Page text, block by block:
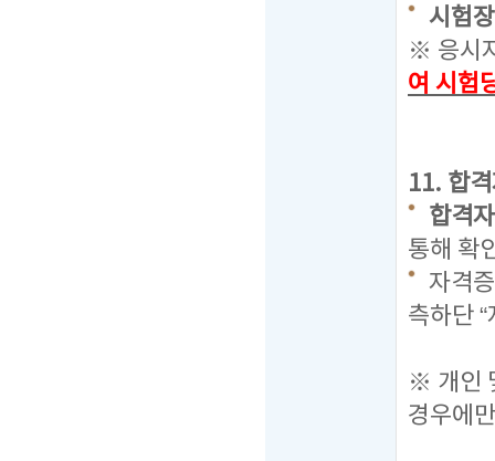
시험
※ 응시
여 시험
11. 합
합격
통해 확
자격
측하단
※ 개인
경우에